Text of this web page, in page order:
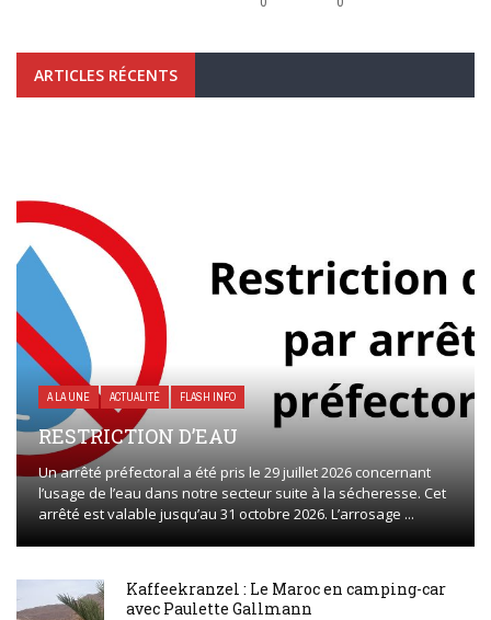
ARTICLES RÉCENTS
A LA UNE ACTUALITÉ FLASH INFO
RESTRICTION D’EAU
Un arrêté préfectoral a été pris le 29 juillet 2026 concernant
l’usage de l’eau dans notre secteur suite à la sécheresse. Cet
arrêté est valable jusqu’au 31 octobre 2026. L’arrosage ...
Kaffeekranzel : Le Maroc en camping-car
avec Paulette Gallmann